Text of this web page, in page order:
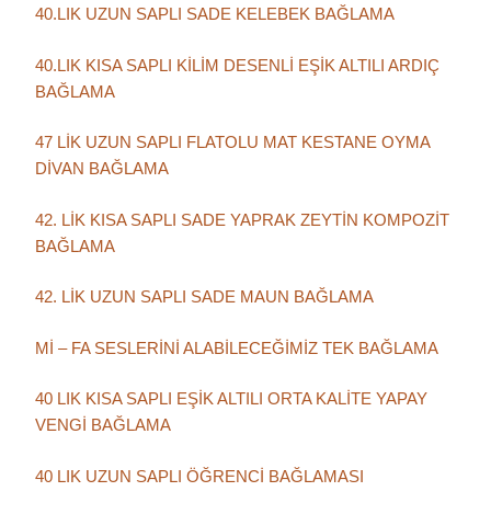
40.LIK UZUN SAPLI SADE KELEBEK BAĞLAMA
40.LIK KISA SAPLI KİLİM DESENLİ EŞİK ALTILI ARDIÇ
BAĞLAMA
47 LİK UZUN SAPLI FLATOLU MAT KESTANE OYMA
DİVAN BAĞLAMA
42. LİK KISA SAPLI SADE YAPRAK ZEYTİN KOMPOZİT
BAĞLAMA
42. LİK UZUN SAPLI SADE MAUN BAĞLAMA
Mİ – FA SESLERİNİ ALABİLECEĞİMİZ TEK BAĞLAMA
40 LIK KISA SAPLI EŞİK ALTILI ORTA KALİTE YAPAY
VENGİ BAĞLAMA
40 LIK UZUN SAPLI ÖĞRENCİ BAĞLAMASI